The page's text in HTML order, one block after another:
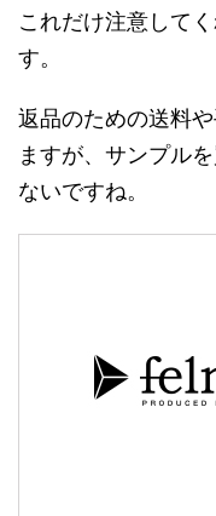
これだけ注意して
す。
返品のための送料
ますが、サンプル
ないですね。